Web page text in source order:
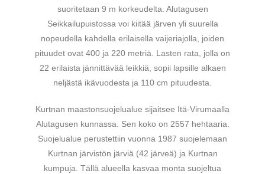
suoritetaan 9 m korkeudelta. Alutagusen
Seikkailupuistossa voi kiitää järven yli suurella
nopeudella kahdella erilaisella vaijeriajolla, joiden
pituudet ovat 400 ja 220 metriä. Lasten rata, jolla on
22 erilaista jännittävää leikkiä, sopii lapsille alkaen
neljästä ikävuodesta ja 110 cm pituudesta.
Kurtnan maastonsuojelualue sijaitsee Itä-Virumaalla
Alutagusen kunnassa. Sen koko on 2557 hehtaaria.
Suojelualue perustettiin vuonna 1987 suojelemaan
Kurtnan järvistön järviä (42 järveä) ja Kurtnan
kumpuja. Tällä alueella kasvaa monta suojeltua